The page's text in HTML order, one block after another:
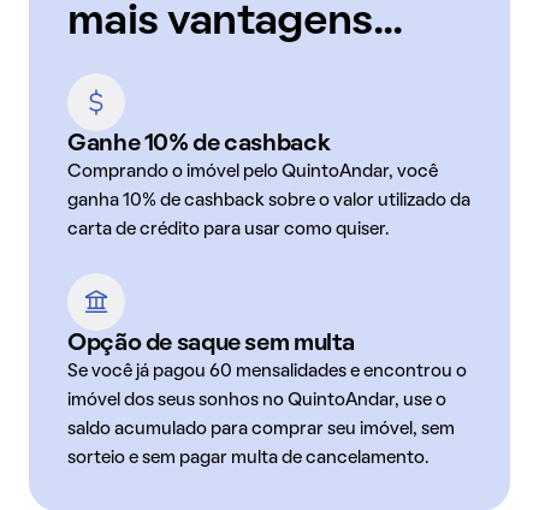
mais vantagens...
Ganhe 10% de cashback
Comprando o imóvel pelo QuintoAndar, você
ganha 10% de cashback sobre o valor utilizado da
carta de crédito para usar como quiser.
Opção de saque sem multa
Se você já pagou 60 mensalidades e encontrou o
imóvel dos seus sonhos no QuintoAndar, use o
saldo acumulado para comprar seu imóvel, sem
sorteio e sem pagar multa de cancelamento.